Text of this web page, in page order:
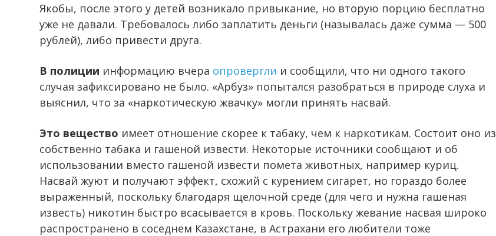
Якобы, после этого у детей возникало привыкание, но вторую порцию бесплатно
уже не давали. Требовалось либо заплатить деньги (называлась даже сумма — 500
рублей), либо привести друга.
В полиции информацию вчера опровергли и сообщили, что ни одного такого
случая зафиксировано не было. «Арбуз» попытался разобраться в природе слуха и
выяснил, что за «наркотическую жвачку» могли принять насвай.
Это вещество имеет отношение скорее к табаку, чем к наркотикам. Состоит оно из
собственно табака и гашеной извести. Некоторые источники сообщают и об
использовании вместо гашеной извести помета животных, например куриц.
Насвай жуют и получают эффект, схожий с курением сигарет, но гораздо более
выраженный, поскольку благодаря щелочной среде (для чего и нужна гашеная
известь) никотин быстро всасывается в кровь. Поскольку жевание насвая широко
распространено в соседнем Казахстане, в Астрахани его любители тоже